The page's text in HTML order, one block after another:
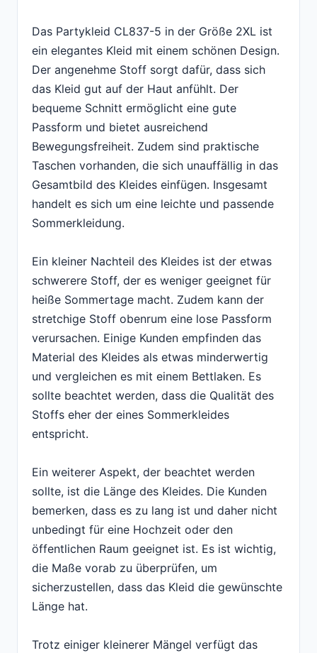
Das Partykleid CL837-5 in der Größe 2XL ist
ein elegantes Kleid mit einem schönen Design.
Der angenehme Stoff sorgt dafür, dass sich
das Kleid gut auf der Haut anfühlt. Der
bequeme Schnitt ermöglicht eine gute
Passform und bietet ausreichend
Bewegungsfreiheit. Zudem sind praktische
Taschen vorhanden, die sich unauffällig in das
Gesamtbild des Kleides einfügen. Insgesamt
handelt es sich um eine leichte und passende
Sommerkleidung.
Ein kleiner Nachteil des Kleides ist der etwas
schwerere Stoff, der es weniger geeignet für
heiße Sommertage macht. Zudem kann der
stretchige Stoff obenrum eine lose Passform
verursachen. Einige Kunden empfinden das
Material des Kleides als etwas minderwertig
und vergleichen es mit einem Bettlaken. Es
sollte beachtet werden, dass die Qualität des
Stoffs eher der eines Sommerkleides
entspricht.
Ein weiterer Aspekt, der beachtet werden
sollte, ist die Länge des Kleides. Die Kunden
bemerken, dass es zu lang ist und daher nicht
unbedingt für eine Hochzeit oder den
öffentlichen Raum geeignet ist. Es ist wichtig,
die Maße vorab zu überprüfen, um
sicherzustellen, dass das Kleid die gewünschte
Länge hat.
Trotz einiger kleinerer Mängel verfügt das